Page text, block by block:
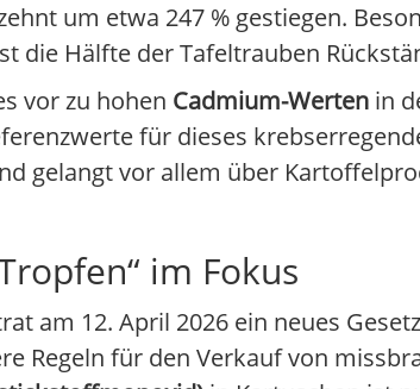
um etwa 247 % gestiegen.
die Hälfte der Tafeltrauben
vor zu hohen Cadmium-Werten in
für dieses
gelangt vor allem über
im Fokus
am 12. April 2026 ein neues
Regeln für den Verkauf von